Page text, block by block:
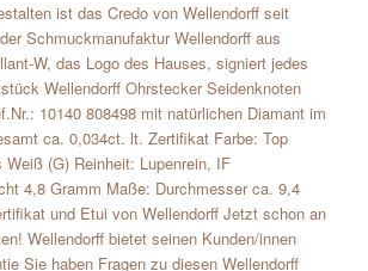
ist das Credo von Wellendorff seit
Schmuckmanufaktur Wellendorff aus
W, das Logo des Hauses, signiert jedes
Wellendorff Ohrstecker Seidenknoten
10140 808498 mit natürlichen Diamant im
ca. 0,034ct. lt. Zertifikat Farbe: Top
(G) Reinheit: Lupenrein, IF
4,8 Gramm Maße: Durchmesser ca. 9,4
und Etui von Wellendorff Jetzt schon an
Wellendorff bietet seinen Kunden/innen
Sie haben Fragen zu diesen Wellendorff